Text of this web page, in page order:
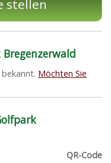
stellen
Möchten Sie
QR-Code